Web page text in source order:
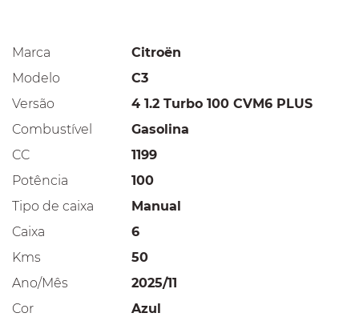
Marca
Citroën
Modelo
C3
Versão
4 1.2 Turbo 100 CVM6 PLUS
Combustível
Gasolina
CC
1199
Potência
100
Tipo de caixa
Manual
Caixa
6
Kms
50
Ano/Mês
2025/11
Cor
Azul